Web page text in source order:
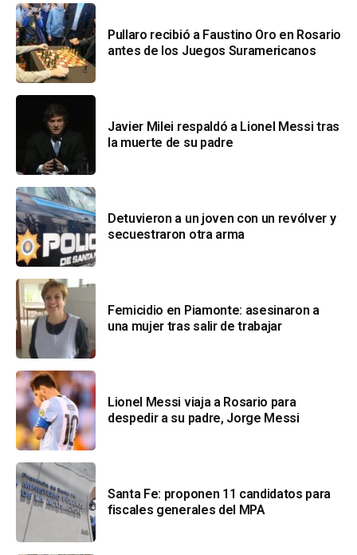
Pullaro recibió a Faustino Oro en Rosario
antes de los Juegos Suramericanos
Javier Milei respaldó a Lionel Messi tras
la muerte de su padre
Detuvieron a un joven con un revólver y
secuestraron otra arma
Femicidio en Piamonte: asesinaron a
una mujer tras salir de trabajar
Lionel Messi viaja a Rosario para
despedir a su padre, Jorge Messi
Santa Fe: proponen 11 candidatos para
fiscales generales del MPA